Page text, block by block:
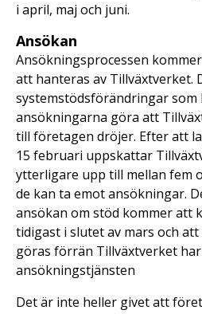
i april, maj och juni.
Ansökan
Ansökningsprocessen
att hanteras av Tillväxtverket.
systemstödsförändringar
ansökningarna göra att
till företagen dröjer. Efter att
15 februari uppskattar
ytterligare upp till mellan fem
de kan ta emot ansökningar.
ansökan om stöd kommer att
tidigast i slutet av mars och
göras förrän Tillväxtverket
ansökningstjänsten
Det är inte heller givet att